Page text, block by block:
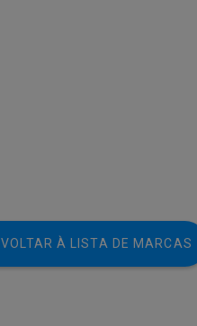
VOLTAR À LISTA DE MARCAS